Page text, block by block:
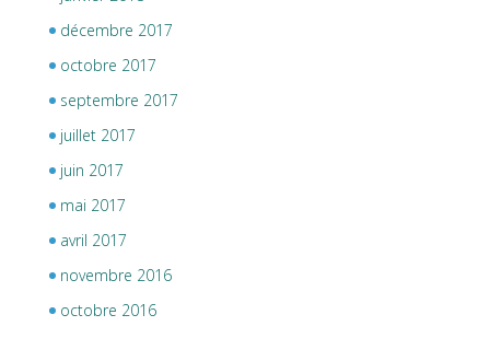
décembre 2017
octobre 2017
septembre 2017
juillet 2017
juin 2017
mai 2017
avril 2017
novembre 2016
octobre 2016